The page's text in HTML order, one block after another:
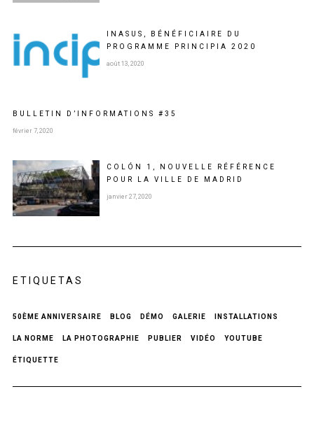
INASUS, BÉNÉFICIAIRE DU
PROGRAMME PRINCIPIA 2020
août 13, 2020
BULLETIN D’INFORMATIONS #35
février 7, 2020
COLÓN 1, NOUVELLE RÉFÉRENCE
POUR LA VILLE DE MADRID
janvier 27, 2020
ETIQUETAS
50ÈME ANNIVERSAIRE BLOG DÉMO GALERIE INSTALLATIONS
LA NORME LA PHOTOGRAPHIE PUBLIER VIDÉO YOUTUBE
ÉTIQUETTE